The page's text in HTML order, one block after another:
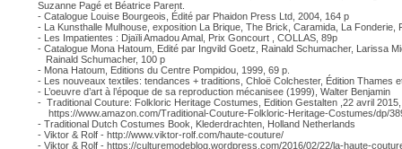
Suzanne Pagé et Béatrice Parent.
- Catalogue Louise Bourgeois, Édité par Phaidon Press Ltd, 2004, 164 p
- La Kunsthalle Mulhouse, exposition La Brique, The Brick, Caramida, La Fonderie,
- Les Impatientes : Djaïli Amadou Amal, Prix Goncourt , COLLAS, 89p
- Catalogue Mona Hatoum, Edité par Ingvild Goetz, Rainald Schumacher, Larissa
Rainald Schumacher, 100 p
- Mona Hatoum, Editions du Centre Pompidou, 1999, 69 p.
- Les nouveaux textiles: tendances + traditions, Chloë Colchester, Édition Thames
- L’oeuvre d’art à l’époque de sa reproduction mécanisee (1999), Walter Benjamin
- Traditional Couture: Folkloric Heritage Costumes, Edition Gestalten ,22 avril
https://www.amazon.com/Traditional-Couture-Folkloric-Heritage-Costumes/dp/
- Traditional Dutch Costumes Book, Klederdrachten, Holland Netherlands
- Viktor & Rolf - http://www.viktor-rolf.com/haute-couture/
- Viktor & Rolf - https://culturemodeblog.wordpress.com/2016/02/22/la-haute-